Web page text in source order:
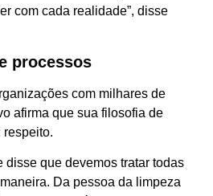
com cada realidade”, disse
processos
com milhares de
afirma que sua filosofia de
respeito.
disse que devemos tratar todas
Da pessoa da limpeza